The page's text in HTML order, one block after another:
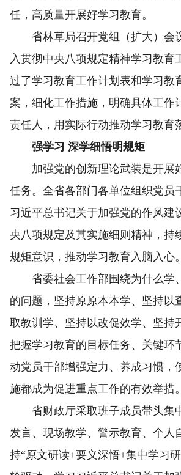
任，高质量开展好学习教育。
省林草局召开党组（扩大）会
入贯彻中央八项规定精神学习教育
过了学习教育工作计划表和学习教
案，细化工作措施，明确具体工作
责任人，用实际行动推动学习教育
强学习 深学细悟明规矩
加强党的创新理论武装是开展
任务。全省各部门各单位组织党员
习近平总书记关于加强党的作风建
央八项规定及其实施细则精神，持
规矩意识，推动学习教育入脑入心。
省委社会工作部围绕为什么学
的问题，坚持原原本本学、坚持以
取教训学、坚持以改促效学、坚持
把握学习教育的目标任务、关键环
动党员干部增强定力、养成习惯，
施都成为促进重点工作的有效举措。
省财政厅采取班子成员带头集
发言、现场教学、警示教育、个人
持“原文研读+要义深悟+集中学习